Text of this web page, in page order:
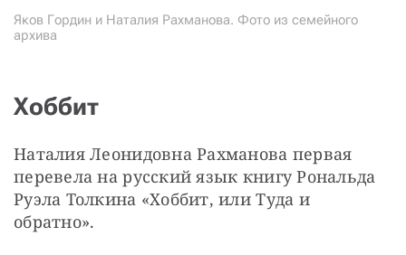
Яков Гордин и Наталия Рахманова. Фото из семейного
архива
Хоббит
Наталия Леонидовна Рахманова первая
перевела на русский язык книгу Рональда
Руэла Толкина «Хоббит, или Туда и
обратно».